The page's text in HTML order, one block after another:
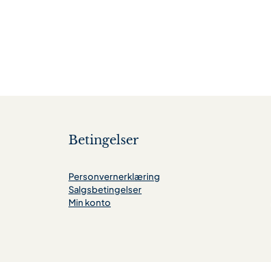
Betingelser
Personvernerklæring
Salgsbetingelser
Min konto